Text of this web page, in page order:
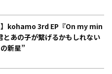
】kohamo 3rd EP『On my min
あの子が繋げるかもしれない
新星”